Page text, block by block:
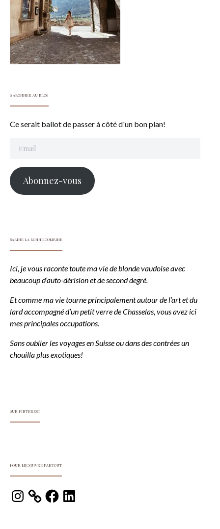
S'abonner au blog
Ce serait ballot de passer à côté d'un bon plan!
Abonnez-vous
Sabine la bonne combine
Ici, je vous raconte toute ma vie de blonde vaudoise avec
beaucoup d’auto-dérision et de second degré.
Et comme ma vie tourne principalement autour de l’art et du
lard accompagné d’un petit verre de Chasselas, vous avez ici
mes principales occupations.
Sans oublier les voyages en Suisse ou dans des contrées un
chouilla plus exotiques!
Sur Pinterest
Pour me suivre partout
Instagram FacebookLinkedIn